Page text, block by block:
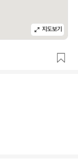
지도보기